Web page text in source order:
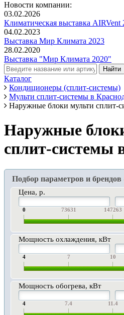
Новости компании:
03.02.2026
Климатическая выставка AIRVent
04.02.2023
Выставка Мир Климата 2023
28.02.2020
Выставка "Мир Климата 2020"
Каталог
Кондиционеры (сплит-системы)
Мульти сплит-системы в
Наружные блоки мульти сплит-
Наружные
сплит-системы
Подбор параметров и брендов
Цена, р.
0 73631 147263
Мощность охлаждения, кВт
4 7 10
Мощность обогрева, кВт
4 7.4 11.4